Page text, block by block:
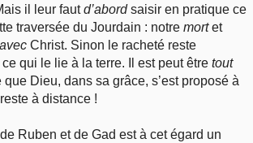
il leur fautd’abordsaisir en pratique ce
traversée du Jourdain : notre mortet
avec Christ. Sinon le racheté reste
ce qui le lie à la terre. Il est peut être tout
Dieu, dans sa grâce, s’est proposé à
à distance !
Ruben et de Gad est à cet égard un